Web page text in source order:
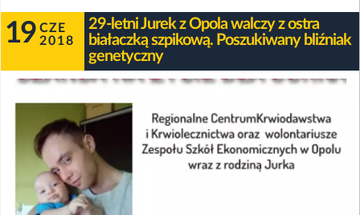
19 CZE
2018
29-letni Jurek z Opola walczy z ostra
białaczką szpikową. Poszukiwany bliźniak
genetyczny